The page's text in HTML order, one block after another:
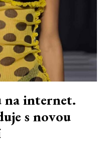
na internet.
s novou